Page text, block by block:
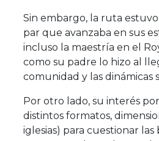
Sin embargo, la ruta
par que avanzaba en sus
incluso la maestría en el
como su padre lo hizo al
comunidad y las dinámicas
Por otro lado, su interés
distintos formatos,
iglesias) para cuestionar